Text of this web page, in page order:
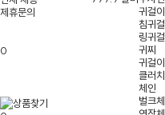
귀걸이
침귀
링귀
귀찌
귀걸
클러치
체인
벌크
제휴문의
0